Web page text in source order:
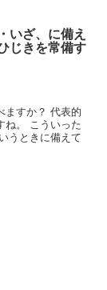
いざ、に備え
じきを常備す
ますか？ 代表的
ね。 こういった
うときに備えて